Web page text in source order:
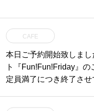
CAFE
本日ご予約開始致しまし
ト『Fun!Fun!Friday』の
定員満了につき終了させ